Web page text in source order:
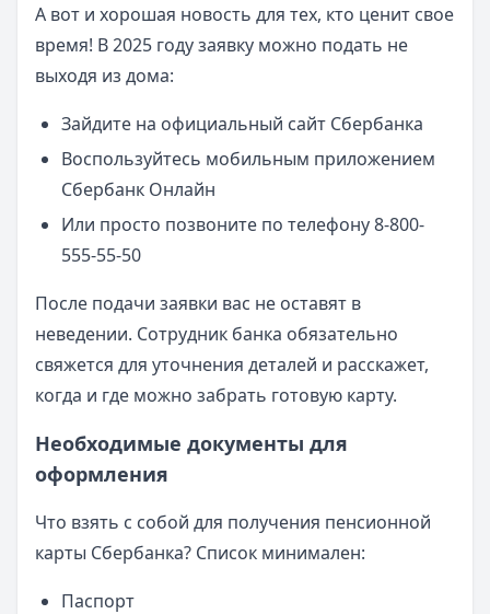
А вот и хорошая новость для тех, кто ценит свое
время! В 2025 году заявку можно подать не
выходя из дома:
Зайдите на официальный сайт Сбербанка
Воспользуйтесь мобильным приложением
Сбербанк Онлайн
Или просто позвоните по телефону 8-800-
555-55-50
После подачи заявки вас не оставят в
неведении. Сотрудник банка обязательно
свяжется для уточнения деталей и расскажет,
когда и где можно забрать готовую карту.
Необходимые документы для
оформления
Что взять с собой для получения пенсионной
карты Сбербанка? Список минимален:
Паспорт